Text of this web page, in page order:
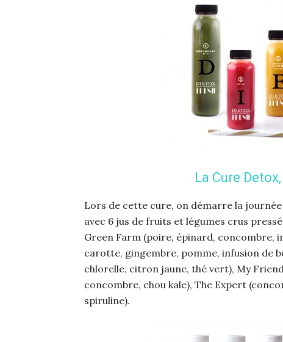
La Cure
Lors de cette cure, on démarre la
avec 6 jus de fruits et légumes crus
Green Farm (poire, épinard, concombre,
carotte, gingembre, pomme, infusion de
chlorelle, citron jaune, thé vert), My
concombre, chou kale), The Expert
spiruline).